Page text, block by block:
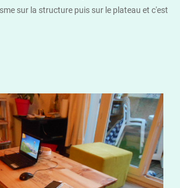
sur la structure puis sur le plateau et c'est